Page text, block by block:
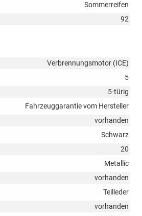
Sommerreifen
92
Verbrennungsmotor (ICE)
5
5-türig
Fahrzeuggarantie vom Hersteller
vorhanden
Schwarz
20
Metallic
vorhanden
Teilleder
vorhanden